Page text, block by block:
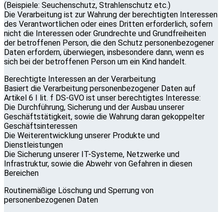
(Beispiele: Seuchenschutz, Strahlenschutz etc.)
Die Verarbeitung ist zur Wahrung der berechtigten Interessen
des Verantwortlichen oder eines Dritten erforderlich, sofern
nicht die Interessen oder Grundrechte und Grundfreiheiten
der betroffenen Person, die den Schutz personenbezogener
Daten erfordern, überwiegen, insbesondere dann, wenn es
sich bei der betroffenen Person um ein Kind handelt.
Berechtigte Interessen an der Verarbeitung
Basiert die Verarbeitung personenbezogener Daten auf
Artikel 6 I lit. f DS-GVO ist unser berechtigtes Interesse:
Die Durchführung, Sicherung und der Ausbau unserer
Geschäftstätigkeit, sowie die Wahrung daran gekoppelter
Geschäftsinteressen
Die Weiterentwicklung unserer Produkte und
Dienstleistungen
Die Sicherung unserer IT-Systeme, Netzwerke und
Infrastruktur, sowie die Abwehr von Gefahren in diesen
Bereichen
Routinemäßige Löschung und Sperrung von
personenbezogenen Daten